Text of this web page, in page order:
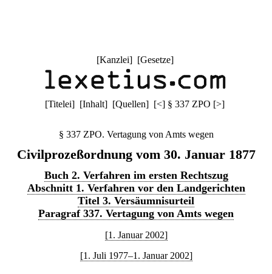
[Kanzlei] [Gesetze]
[Titelei] [Inhalt] [Quellen] [<] § 337 ZPO [>]
§ 337 ZPO. Vertagung von Amts wegen
Civilprozeßordnung vom 30. Januar 1877
Buch 2. Verfahren im ersten Rechtszug
Abschnitt 1. Verfahren vor den Landgerichten
Titel 3. Versäumnisurteil
Paragraf 337. Vertagung von Amts wegen
[1. Januar 2002]
[1. Juli 1977–1. Januar 2002]